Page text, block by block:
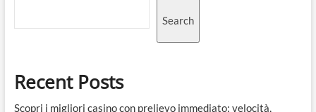
Search
Recent Posts
Scopri i migliori casino con prelievo immediato: velocità,